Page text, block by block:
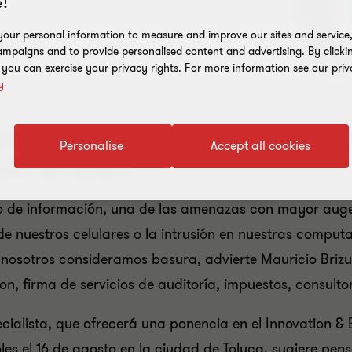
desactualizados, software pirata y
de hackers
de información, una de las amenazas con mayor
nuestros celulares o la intrusión en nuestras
consideramos basura, advierte Mauricio
firma de servicios de auditoría, impuestos,
que ofrecerá una ponencia en el Innovation &
personal information to measure and improve our sites and
and to provide personalised content and advertising. By
can exercise your privacy rights. For more information see our
Accept all cookies
Personalise